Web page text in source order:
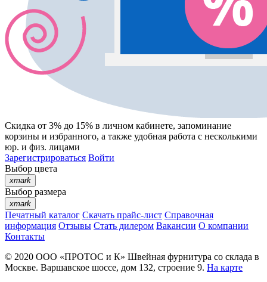
Скидка от 3% до 15% в личном кабинете, запоминание
корзины и избранного, а также удобная работа с несколькими
юр. и физ. лицами
Зарегистрироваться Войти
Выбор цвета
xmark
Выбор размера
xmark
Печатный каталог Скачать прайс-лист Справочная
информация Отзывы Стать дилером Вакансии О компании
Контакты
© 2020 ООО «ПРОТОС и К» Швейная фурнитура со склада в
Москве. Варшавское шоссе, дом 132, строение 9. На карте